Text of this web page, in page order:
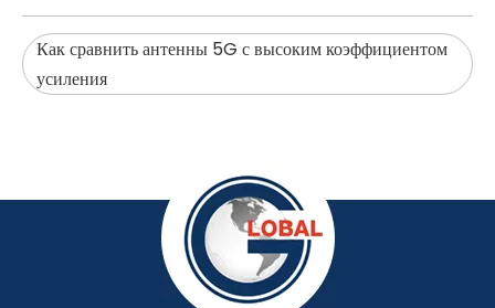
Как сравнить антенны 5G с высоким коэффициентом
усиления